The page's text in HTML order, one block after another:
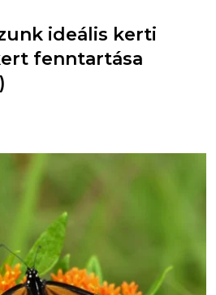
ideális kerti
fenntartása